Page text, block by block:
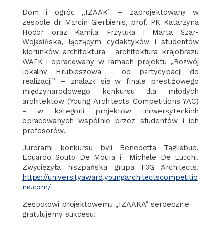
Dom i ogród „IZAAK” – zaprojektowany w
zespole dr Marcin Gierbienis, prof. PK Katarzyna
Hodor oraz Kamila Przytuła i Marta Szar-
Wojasińska, łączącym dydaktyków i studentów
kierunków architektura i architektura krajobrazu
WAPK i opracowany w ramach projektu „Rozwój
lokalny Hrubieszowa – od partycypacji do
realizacji” – znalazł się w finale prestiżowego
międzynarodowego konkursu dla młodych
architektów (Young Architects Competitions YAC)
– w kategorii projektów uniwersyteckich
opracowanych wspólnie przez studentów i ich
profesorów.
Jurorami konkursu byli Benedetta Tagliabue,
Eduardo Souto De Moura i Michele De Lucchi.
Zwyciężyła hiszpańska grupa F3G Architects.
https://universityaward.youngarchitectscompetitio
ns.com/
Zespołowi projektowemu „IZAAKA” serdecznie
gratulujemy sukcesu!